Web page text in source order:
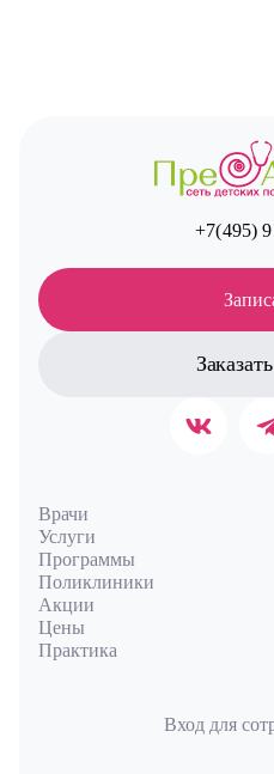
+7(495)
Врачи
Услуги
Программы
Поликлиники
Акции
Цены
Практика
Вход для